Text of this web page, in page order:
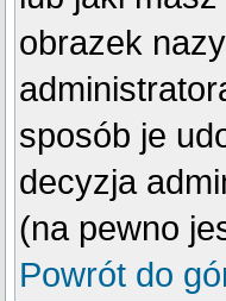
obrazek
sposób je
decyzja
(na pewno
Powrót do